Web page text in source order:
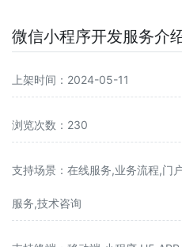
微信小程序开发服务介
上架时间：2024-05-11
浏览次数：230
支持场景：在线服务,业务流程,门
服务,技术咨询